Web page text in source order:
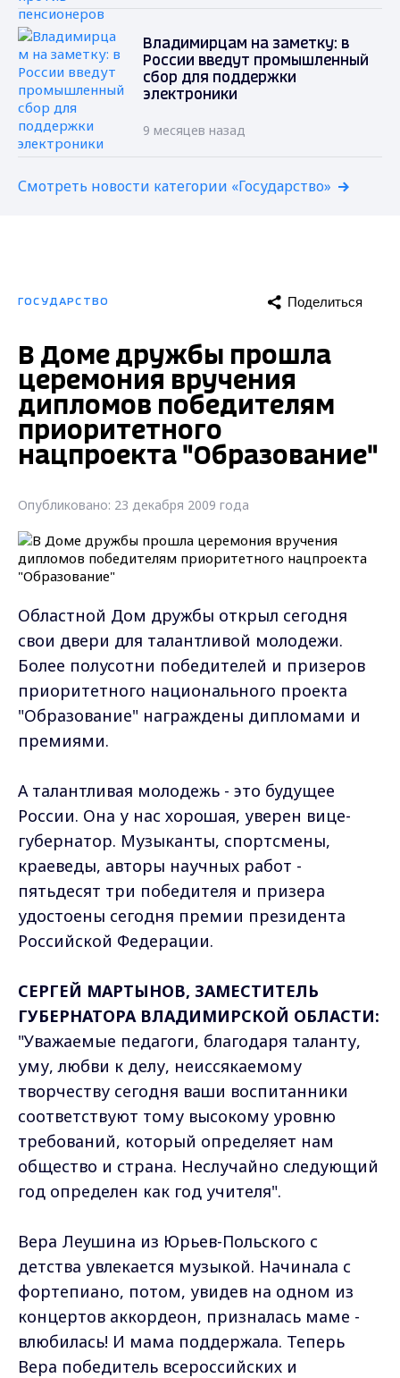
Владимирцам на заметку: в
России введут промышленный
сбор для поддержки
электроники
9 месяцев назад
Смотреть новости категории «Государство»
ГОСУДАРСТВО Поделиться
В Доме дружбы прошла
церемония вручения
дипломов победителям
приоритетного
нацпроекта "Образование"
Опубликовано: 23 декабря 2009 года
Областной Дом дружбы открыл сегодня
свои двери для талантливой молодежи.
Более полусотни победителей и призеров
приоритетного национального проекта
"Образование" награждены дипломами и
премиями.
А талантливая молодежь - это будущее
России. Она у нас хорошая, уверен вице-
губернатор. Музыканты, спортсмены,
краеведы, авторы научных работ -
пятьдесят три победителя и призера
удостоены сегодня премии президента
Российской Федерации.
СЕРГЕЙ МАРТЫНОВ, ЗАМЕСТИТЕЛЬ
ГУБЕРНАТОРА ВЛАДИМИРСКОЙ ОБЛАСТИ:
"Уважаемые педагоги, благодаря таланту,
уму, любви к делу, неиссякаемому
творчеству сегодня ваши воспитанники
соответствуют тому высокому уровню
требований, который определяет нам
общество и страна. Неслучайно следующий
год определен как год учителя".
Вера Леушина из Юрьев-Польского с
детства увлекается музыкой. Начинала с
фортепиано, потом, увидев на одном из
концертов аккордеон, призналась маме -
влюбилась! И мама поддержала. Теперь
Вера победитель всероссийских и